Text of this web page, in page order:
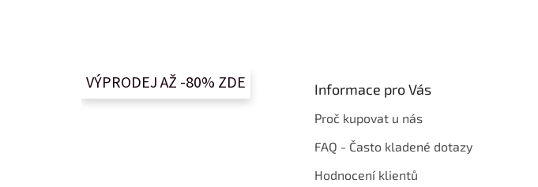
VÝPRODEJ AŽ -80% ZDE Informace pro Vás
Proč kupovat u nás
FAQ - Často kladené dotazy
Hodnocení klientů